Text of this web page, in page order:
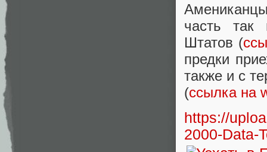
часть так
Штатов (
предки
также и с
(ссылка на
https://
2000-Data-